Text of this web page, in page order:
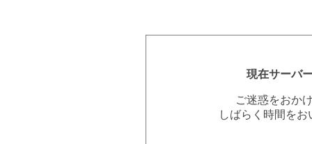
現在サーバ
ご迷惑をおか
しばらく時間を